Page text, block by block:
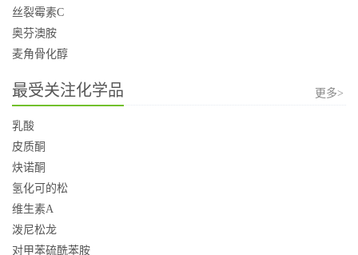
丝裂霉素C
奥芬澳胺
麦角骨化醇
最受关注化学品 更多>
乳酸
皮质酮
炔诺酮
氢化可的松
维生素A
泼尼松龙
对甲苯硫酰苯胺